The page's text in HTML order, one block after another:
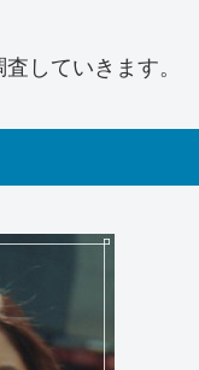
していきます。